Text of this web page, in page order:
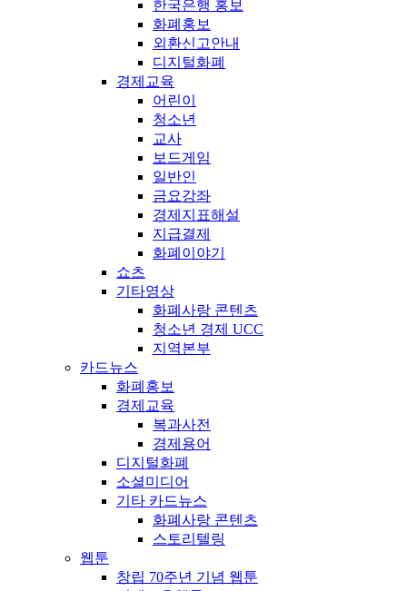
한국은행 홍보
화폐홍보
외환신고안내
디지털화폐
경제교육
어린이
청소년
교사
보드게임
일반인
금요강좌
경제지표해설
지급결제
화폐이야기
쇼츠
기타영상
화폐사랑 콘텐츠
청소년 경제 UCC
지역본부
카드뉴스
화폐홍보
경제교육
복과사전
경제용어
디지털화폐
소셜미디어
기타 카드뉴스
화폐사랑 콘텐츠
스토리텔링
웹툰
창립 70주년 기념 웹툰